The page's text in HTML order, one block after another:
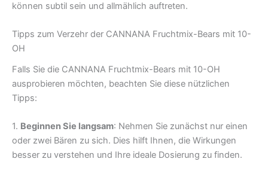
können subtil sein und allmählich auftreten.
Tipps zum Verzehr der CANNANA Fruchtmix-Bears mit 10-
OH
Falls Sie die CANNANA Fruchtmix-Bears mit 10-OH
ausprobieren möchten, beachten Sie diese nützlichen
Tipps:
1. Beginnen Sie langsam: Nehmen Sie zunächst nur einen
oder zwei Bären zu sich. Dies hilft Ihnen, die Wirkungen
besser zu verstehen und Ihre ideale Dosierung zu finden.